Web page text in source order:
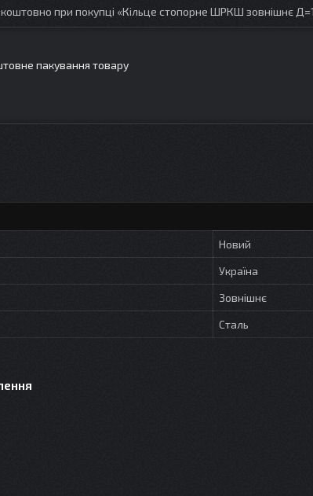
при покупці «Кільце стопорне ШРКШ зовнішнє
пакування товару
Новий
Україна
Зовнішнє
Сталь